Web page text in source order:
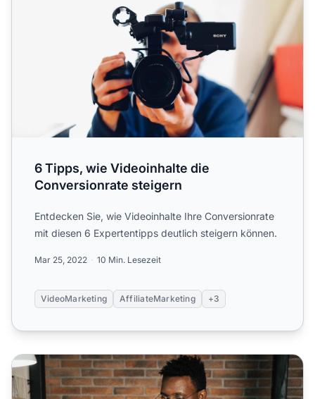
6 Tipps, wie Videoinhalte die
Conversionrate steigern
Entdecken Sie, wie Videoinhalte Ihre Conversionrate
mit diesen 6 Expertentipps deutlich steigern können.
Mar 25, 2022 10 Min. Lesezeit
VideoMarketing AffiliateMarketing +3
Arten von Affiliate-Marketing-Partnern